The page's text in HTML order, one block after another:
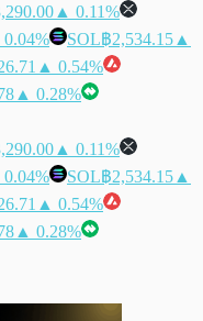
▲ 0.11%
SOL฿2,534.15 ▲
▲ 0.54%
▲ 0.28%
▲ 0.11%
SOL฿2,534.15 ▲
▲ 0.54%
▲ 0.28%